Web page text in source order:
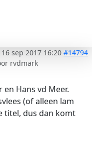
16 sep 2017 16:20 #14794
rvdmark
Hans vd Meer.
(of alleen lam
titel, dus dan komt